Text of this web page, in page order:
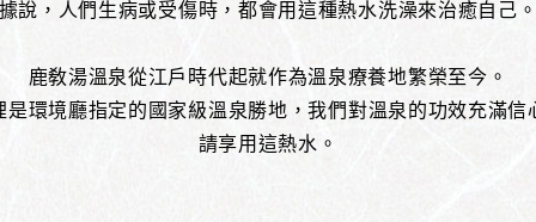
說，人們生病或受傷時，都會用這種熱水洗澡來治癒自己
鹿敎湯溫泉從江戶時代起就作為溫泉療養地繁榮至今。
是環境廳指定的國家級溫泉勝地，我們對溫泉的功效充滿信
請享用這熱水。